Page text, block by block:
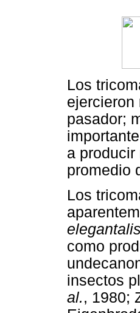
Los
ejercieron
pasador;
a
promedio
Los
elegantalis
como
insectos
al., 1980;